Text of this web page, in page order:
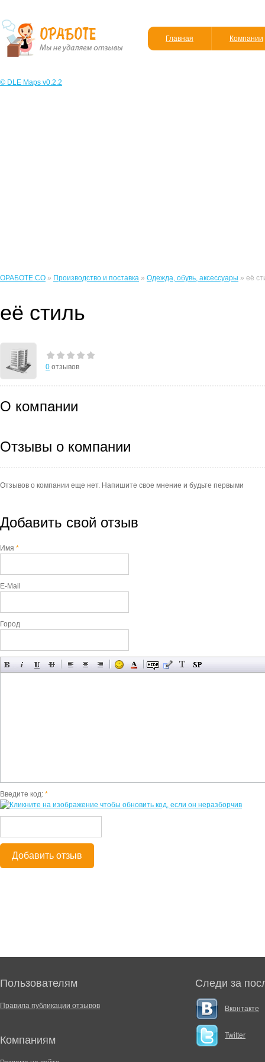
Главная Компании
© DLE Maps v0.2.2
ОРАБОТЕ.CO » Производство и поставка » Одежда, обувь, аксессуары » её
её стиль
0 отзывов
О компании
Отзывы о компании
Отзывов о компании еще нет. Напишите свое мнение и будьте первыми
Добавить свой отзыв
Имя *
E-Mail
Город
Введите код: *
Добавить отзыв
Пользователям
Правила публикации отзывов
Компаниям
Следи за
Вконтакте
Twitter